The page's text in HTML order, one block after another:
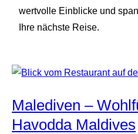
wertvolle Einblicke und
Ihre nächste Reise.
Malediven –
Havodda Maldives